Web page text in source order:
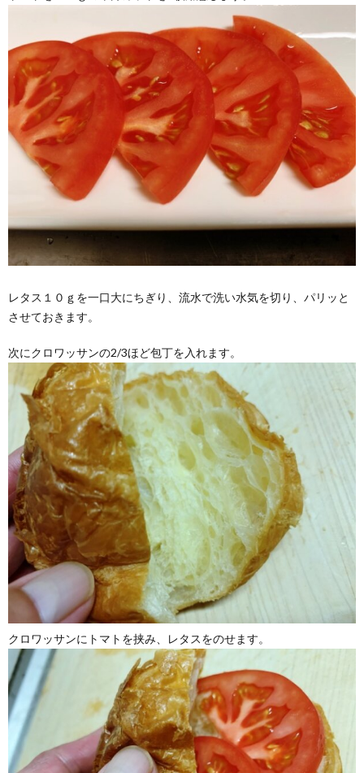
レタス１０ｇを一口大にちぎり、流水で洗い水気を切り、パリッと
させておきます。
次にクロワッサンの2/3ほど包丁を入れます。
クロワッサンにトマトを挟み、レタスをのせます。